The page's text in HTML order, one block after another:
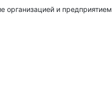
организацией и предприятием